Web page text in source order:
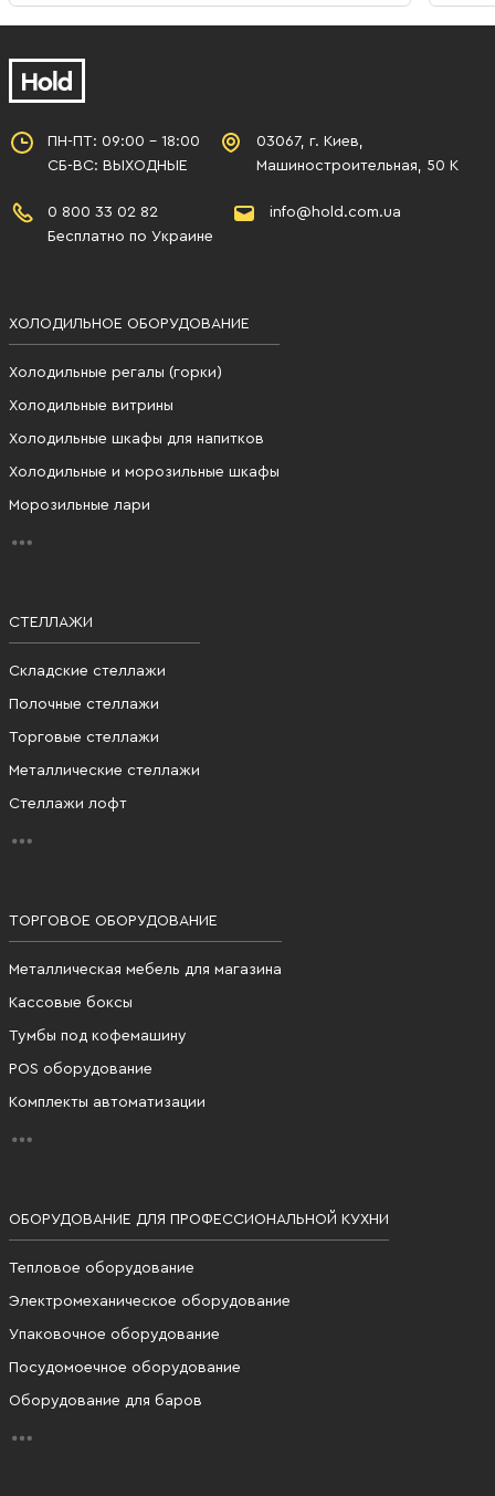
ПН-ПТ: 09:00 - 18:00
СБ-ВС: ВЫХОДНЫЕ
03067, г. Киев,
Машиностроительная, 50 К
0 800 33 02 82
Бесплатно по Украине
info@hold.com.ua
ХОЛОДИЛЬНОЕ ОБОРУДОВАНИЕ
Холодильные регалы (горки)
Холодильные витрины
Холодильные шкафы для напитков
Холодильные и морозильные шкафы
Морозильные лари
СТЕЛЛАЖИ
Складские стеллажи
Полочные стеллажи
Торговые стеллажи
Металлические стеллажи
Стеллажи лофт
ТОРГОВОЕ ОБОРУДОВАНИЕ
Металлическая мебель для магазина
Кассовые боксы
Тумбы под кофемашину
POS оборудование
Комплекты автоматизации
ОБОРУДОВАНИЕ ДЛЯ ПРОФЕССИОНАЛЬНОЙ КУХНИ
Тепловое оборудование
Электромеханическое оборудование
Упаковочное оборудование
Посудомоечное оборудование
Оборудование для баров